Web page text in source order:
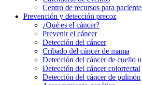
Centro de recursos para
Prevención y detección precoz
¿Qué es el cáncer?
Prevenir el cáncer
Detección del cáncer
Cribado del cáncer de mama
Detección del cáncer de cuello
Detección del cáncer colorrectal
Detección del cáncer de pulmón